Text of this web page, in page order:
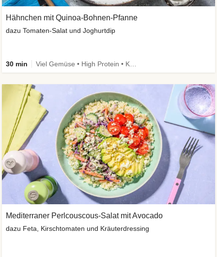
Hähnchen mit Quinoa-Bohnen-Pfanne
dazu Tomaten-Salat und Joghurtdip
30 min
Mediterraner Perlcouscous-Salat mit Avocado
dazu Feta, Kirschtomaten und Kräuterdressing